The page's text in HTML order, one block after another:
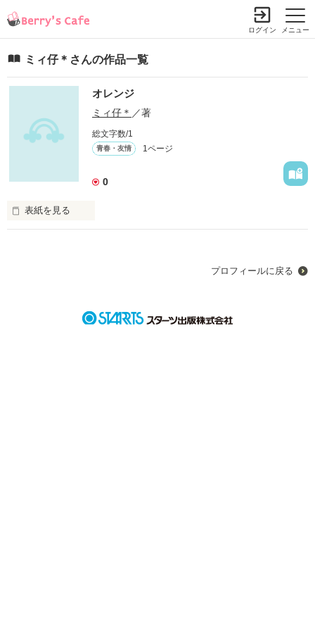
メニュー
ログイン
ミィ仔＊さんの作品一覧
オレンジ
ミィ仔＊ ／著
総文字数/1
青春・友情 1ページ
0
表紙を見る
プロフィールに戻る